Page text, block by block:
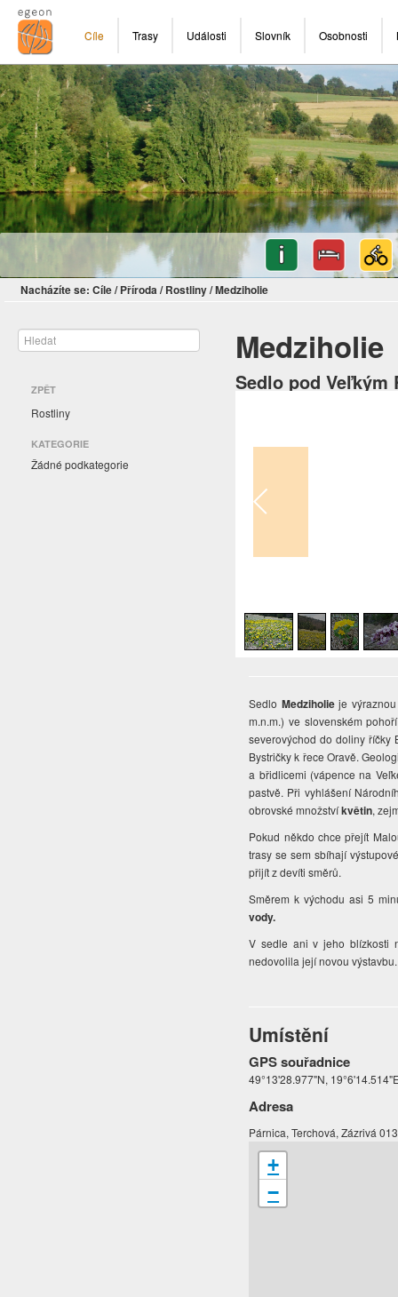
Cíle Trasy Události Slovník Osobnosti
Nacházíte se: Cíle/ Příroda/ Rostliny/Medziholie
ZPĚT
Rostliny
KATEGORIE
Žádné podkategorie
Medziholie
Sedlo pod Veľkým
Sedlo Medziholieje výraznou
m.n.m.) ve slovenském
severovýchod do doliny říčky
Bystričky k řece Oravě.
a břidlicemi (vápence na
pastvě. Při vyhlášení
obrovské množstvíkvětin,
Pokud někdo chce přejít
trasy se sem sbíhají
přijít z devíti směrů.
Směrem k východu asi 5
vody.
V sedle ani v jeho blízkosti
nedovolila její novou
Umístění
GPS souřadnice
49°13'28.977"N,
Adresa
Párnica, Terchová, Zázrivá
+
−